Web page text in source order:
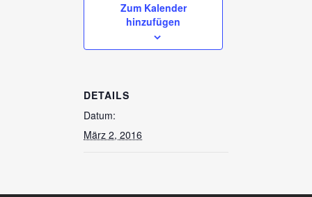
Zum Kalender
hinzufügen
DETAILS
Datum:
März 2, 2016